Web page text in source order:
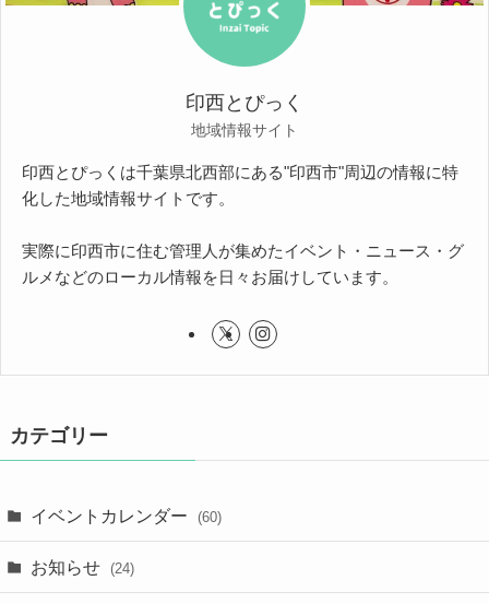
印西とぴっく
地域情報サイト
印西とぴっくは千葉県北西部にある"印西市"周辺の情報に特
化した地域情報サイトです。
実際に印西市に住む管理人が集めたイベント・ニュース・グ
ルメなどのローカル情報を日々お届けしています。
カテゴリー
イベントカレンダー (60)
お知らせ (24)